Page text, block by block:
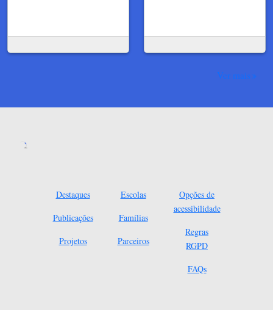
Ver mais
Destaques
Publicações
Projetos
Escolas
Famílias
Parceiros
Opções de
acessibilidade
Regras
RGPD
FAQs